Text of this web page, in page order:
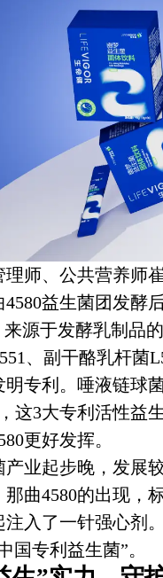
、公共营养师
益生菌团发酵
源于发酵乳制品
、副干酪乳杆菌
专利。唾液链球
这3大专利活性益
更好发挥。
起步晚，发展
曲4580的出现，
入了一针强心剂
专利益生菌”。